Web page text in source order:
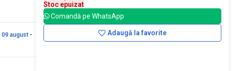
09 august-
Stoc epuizat
Comandă pe WhatsApp
Adaugă la favorite